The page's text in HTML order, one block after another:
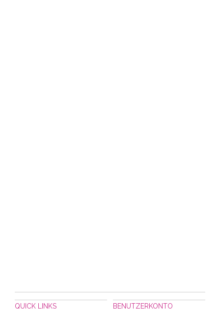
QUICK LINKS BENUTZERKONTO